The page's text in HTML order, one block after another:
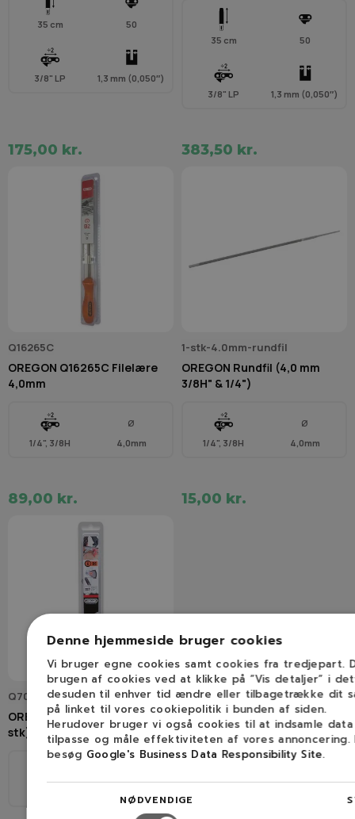
35 cm 50
3/8" LP 1,3 mm (0,050″)
175,00 kr.
35 cm 50
3/8" LP 1,3 mm (0,050″)
383,50 kr.
Q16265C
OREGON Q16265C Filelære
4,0mm
1/4", 3/8H
Ø
4,0mm
89,00 kr.
1-stk-4.0mm-rundfil
OREGON Rundfil (4,0 mm
3/8H" & 1/4")
1/4", 3/8H
Ø
4,0mm
15,00 kr.
Q70509C
OREGON Rundfile 4,0 mm (3
stk)
Denne hjemmeside bruger cookies
Vi bruger egne cookies samt cookies fra tredjepart.
brugen af cookies ved at klikke på ”Vis detaljer” i
desuden til enhver tid ændre eller tilbagetrække dit
på linket til vores cookiepolitik i bunden af siden.
Herudover bruger vi også cookies til at indsamle
tilpasse og måle effektiviteten af vores annoncering.
besøg Google's Business Data Responsibility Site.
NØDVENDIGE